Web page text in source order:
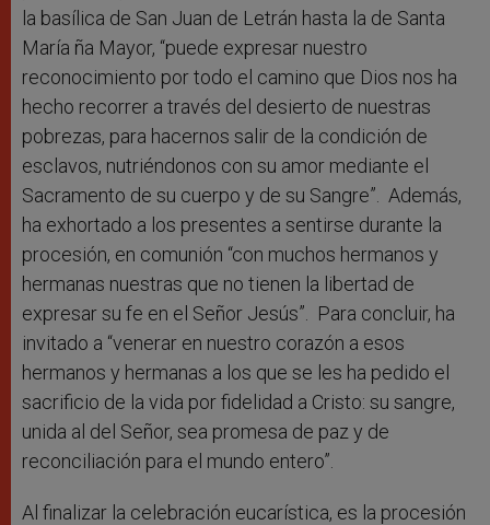
la basílica de San Juan de Letrán hasta la de Santa
María ña Mayor, “puede expresar nuestro
reconocimiento por todo el camino que Dios nos ha
hecho recorrer a través del desierto de nuestras
pobrezas, para hacernos salir de la condición de
esclavos, nutriéndonos con su amor mediante el
Sacramento de su cuerpo y de su Sangre”. Además,
ha exhortado a los presentes a sentirse durante la
procesión, en comunión “con muchos hermanos y
hermanas nuestras que no tienen la libertad de
expresar su fe en el Señor Jesús”. Para concluir, ha
invitado a “venerar en nuestro corazón a esos
hermanos y hermanas a los que se les ha pedido el
sacrificio de la vida por fidelidad a Cristo: su sangre,
unida al del Señor, sea promesa de paz y de
reconciliación para el mundo entero”.
Al finalizar la celebración eucarística, es la procesión